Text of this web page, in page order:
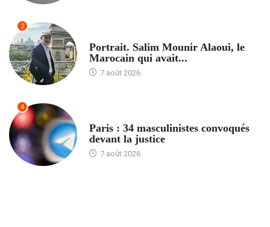
3
Portrait. Salim Mounir Alaoui, le
Marocain qui avait...
7 août 2026
4
Paris : 34 masculinistes convoqués
devant la justice
7 août 2026